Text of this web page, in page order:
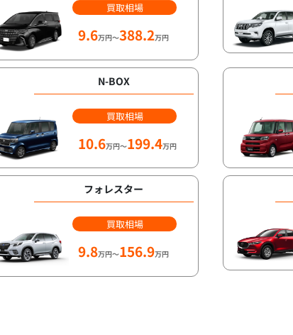
買取相場
9.6万円～388.2万円
N-BOX
買取相場
10.6万円～199.4万円
フォレスター
買取相場
9.8万円～156.9万円